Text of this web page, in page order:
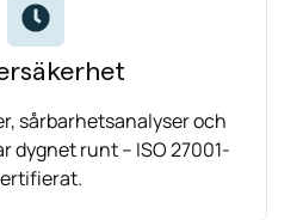
sårbarhetsanalyser och
dygnet runt – ISO 27001-